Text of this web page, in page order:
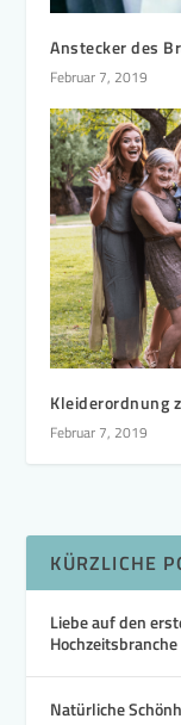
Anstecker des
Februar 7, 2019
Kleiderordnung
Februar 7, 2019
KÜRZLICHE
Liebe auf den
Natürliche